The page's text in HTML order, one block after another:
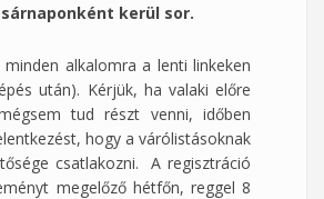
kerül sor.
alkalomra a lenti linkeken
után). Kérjük, ha valaki előre
tud részt venni, időben
hogy a várólistásoknak
csatlakozni. A regisztráció
megelőző hétfőn, reggel 8